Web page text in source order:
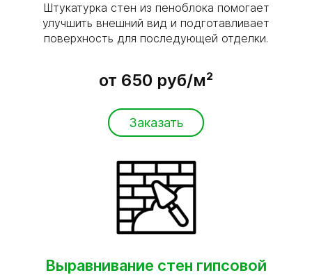
Штукатурка стен из пеноблока помогает
улучшить внешний вид и подготавливает
поверхность для последующей отделки.
от 650 руб/м²
Заказать
Выравнивание стен гипсовой